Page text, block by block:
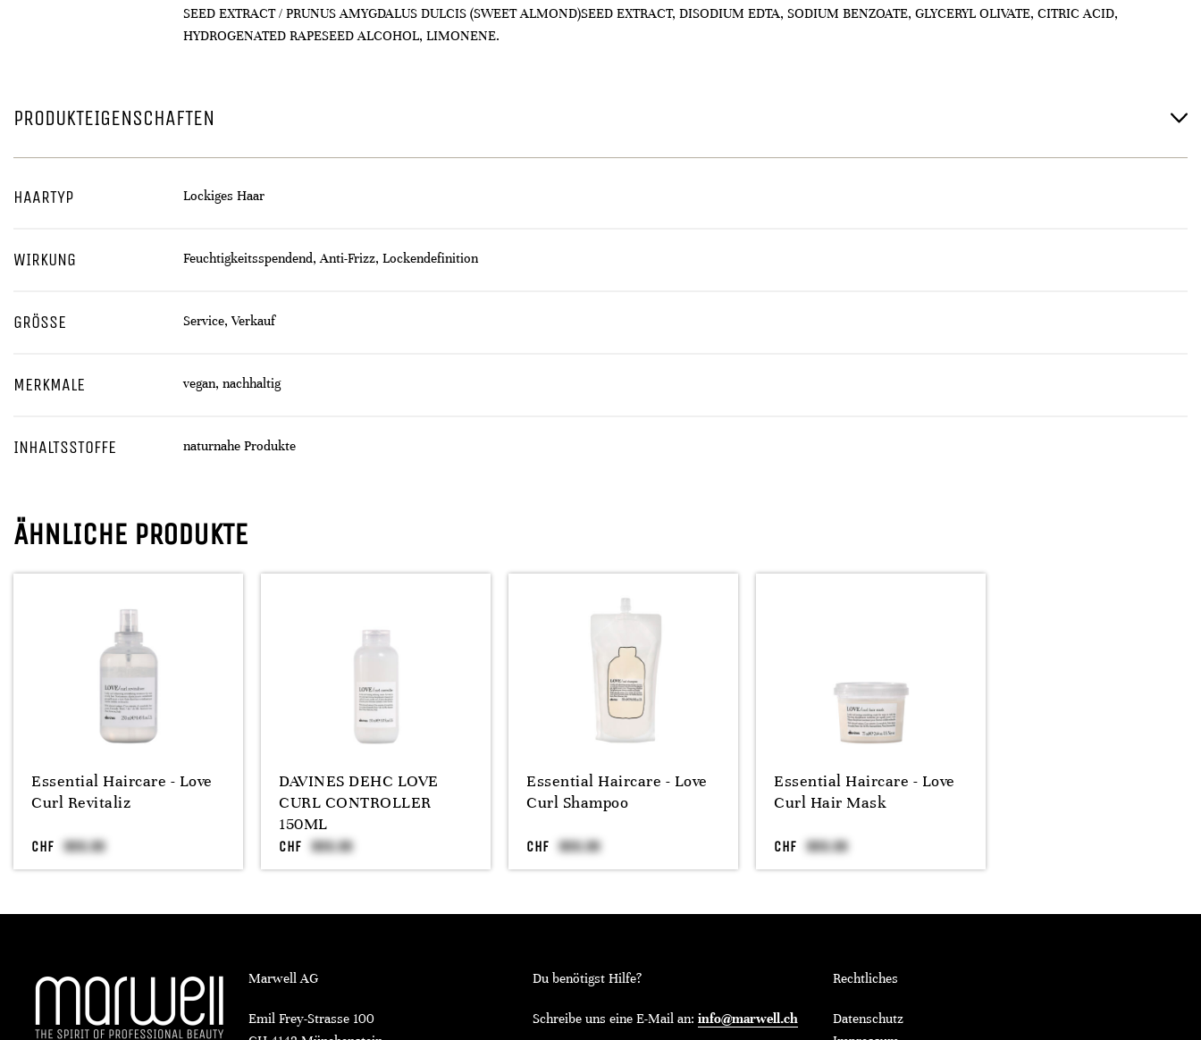
SEED EXTRACT / PRUNUS AMYGDALUS DULCIS (SWEET ALMOND)SEED EXTRACT, DISODIUM EDTA, SODIUM BENZOATE, GLYCERYL OLIVATE, CITRIC ACID,
HYDROGENATED RAPESEED ALCOHOL, LIMONENE.
PRODUKTEIGENSCHAFTEN
HAARTYP Lockiges Haar
WIRKUNG Feuchtigkeitsspendend, Anti-Frizz, Lockendefinition
GRÖSSE Service, Verkauf
MERKMALE vegan, nachhaltig
INHALTSSTOFFE naturnahe Produkte
ÄHNLICHE PRODUKTE
Essential Haircare - Love
Curl Revitaliz
CHF
DAVINES DEHC LOVE
CURL CONTROLLER
150ML
CHF
Essential Haircare - Love
Curl Shampoo
CHF
Essential Haircare - Love
Curl Hair Mask
CHF
Marwell AG
Emil Frey-Strasse 100
Du benötigst Hilfe?
Schreibe uns eine E-Mail an: info@marwell.ch
Rechtliches
Datenschutz